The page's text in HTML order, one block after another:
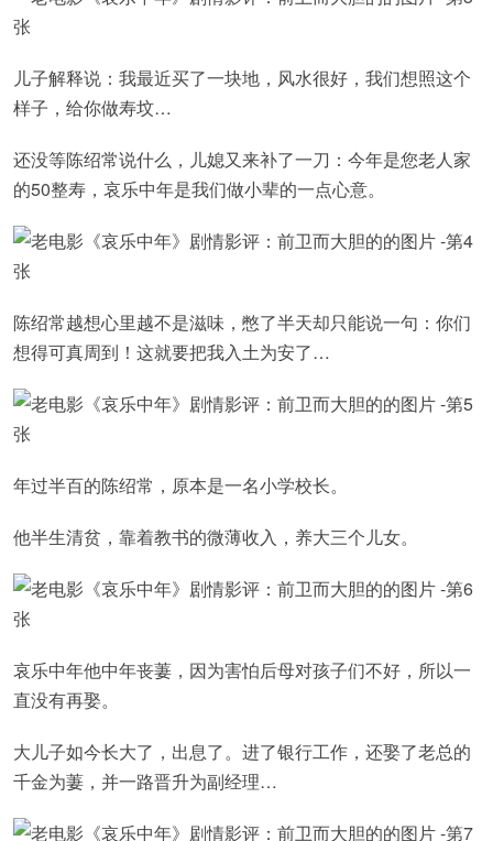
儿子解释说：我最近买了一块地，风水很好，我们想照这个
样子，给你做寿坟…
还没等陈绍常说什么，儿媳又来补了一刀：今年是您老人家
的50整寿，哀乐中年是我们做小辈的一点心意。
陈绍常越想心里越不是滋味，憋了半天却只能说一句：你们
想得可真周到！这就要把我入土为安了…
年过半百的陈绍常，原本是一名小学校长。
他半生清贫，靠着教书的微薄收入，养大三个儿女。
哀乐中年他中年丧萋，因为害怕后母对孩子们不好，所以一
直没有再娶。
大儿子如今长大了，出息了。进了银行工作，还娶了老总的
千金为萋，并一路晋升为副经理…